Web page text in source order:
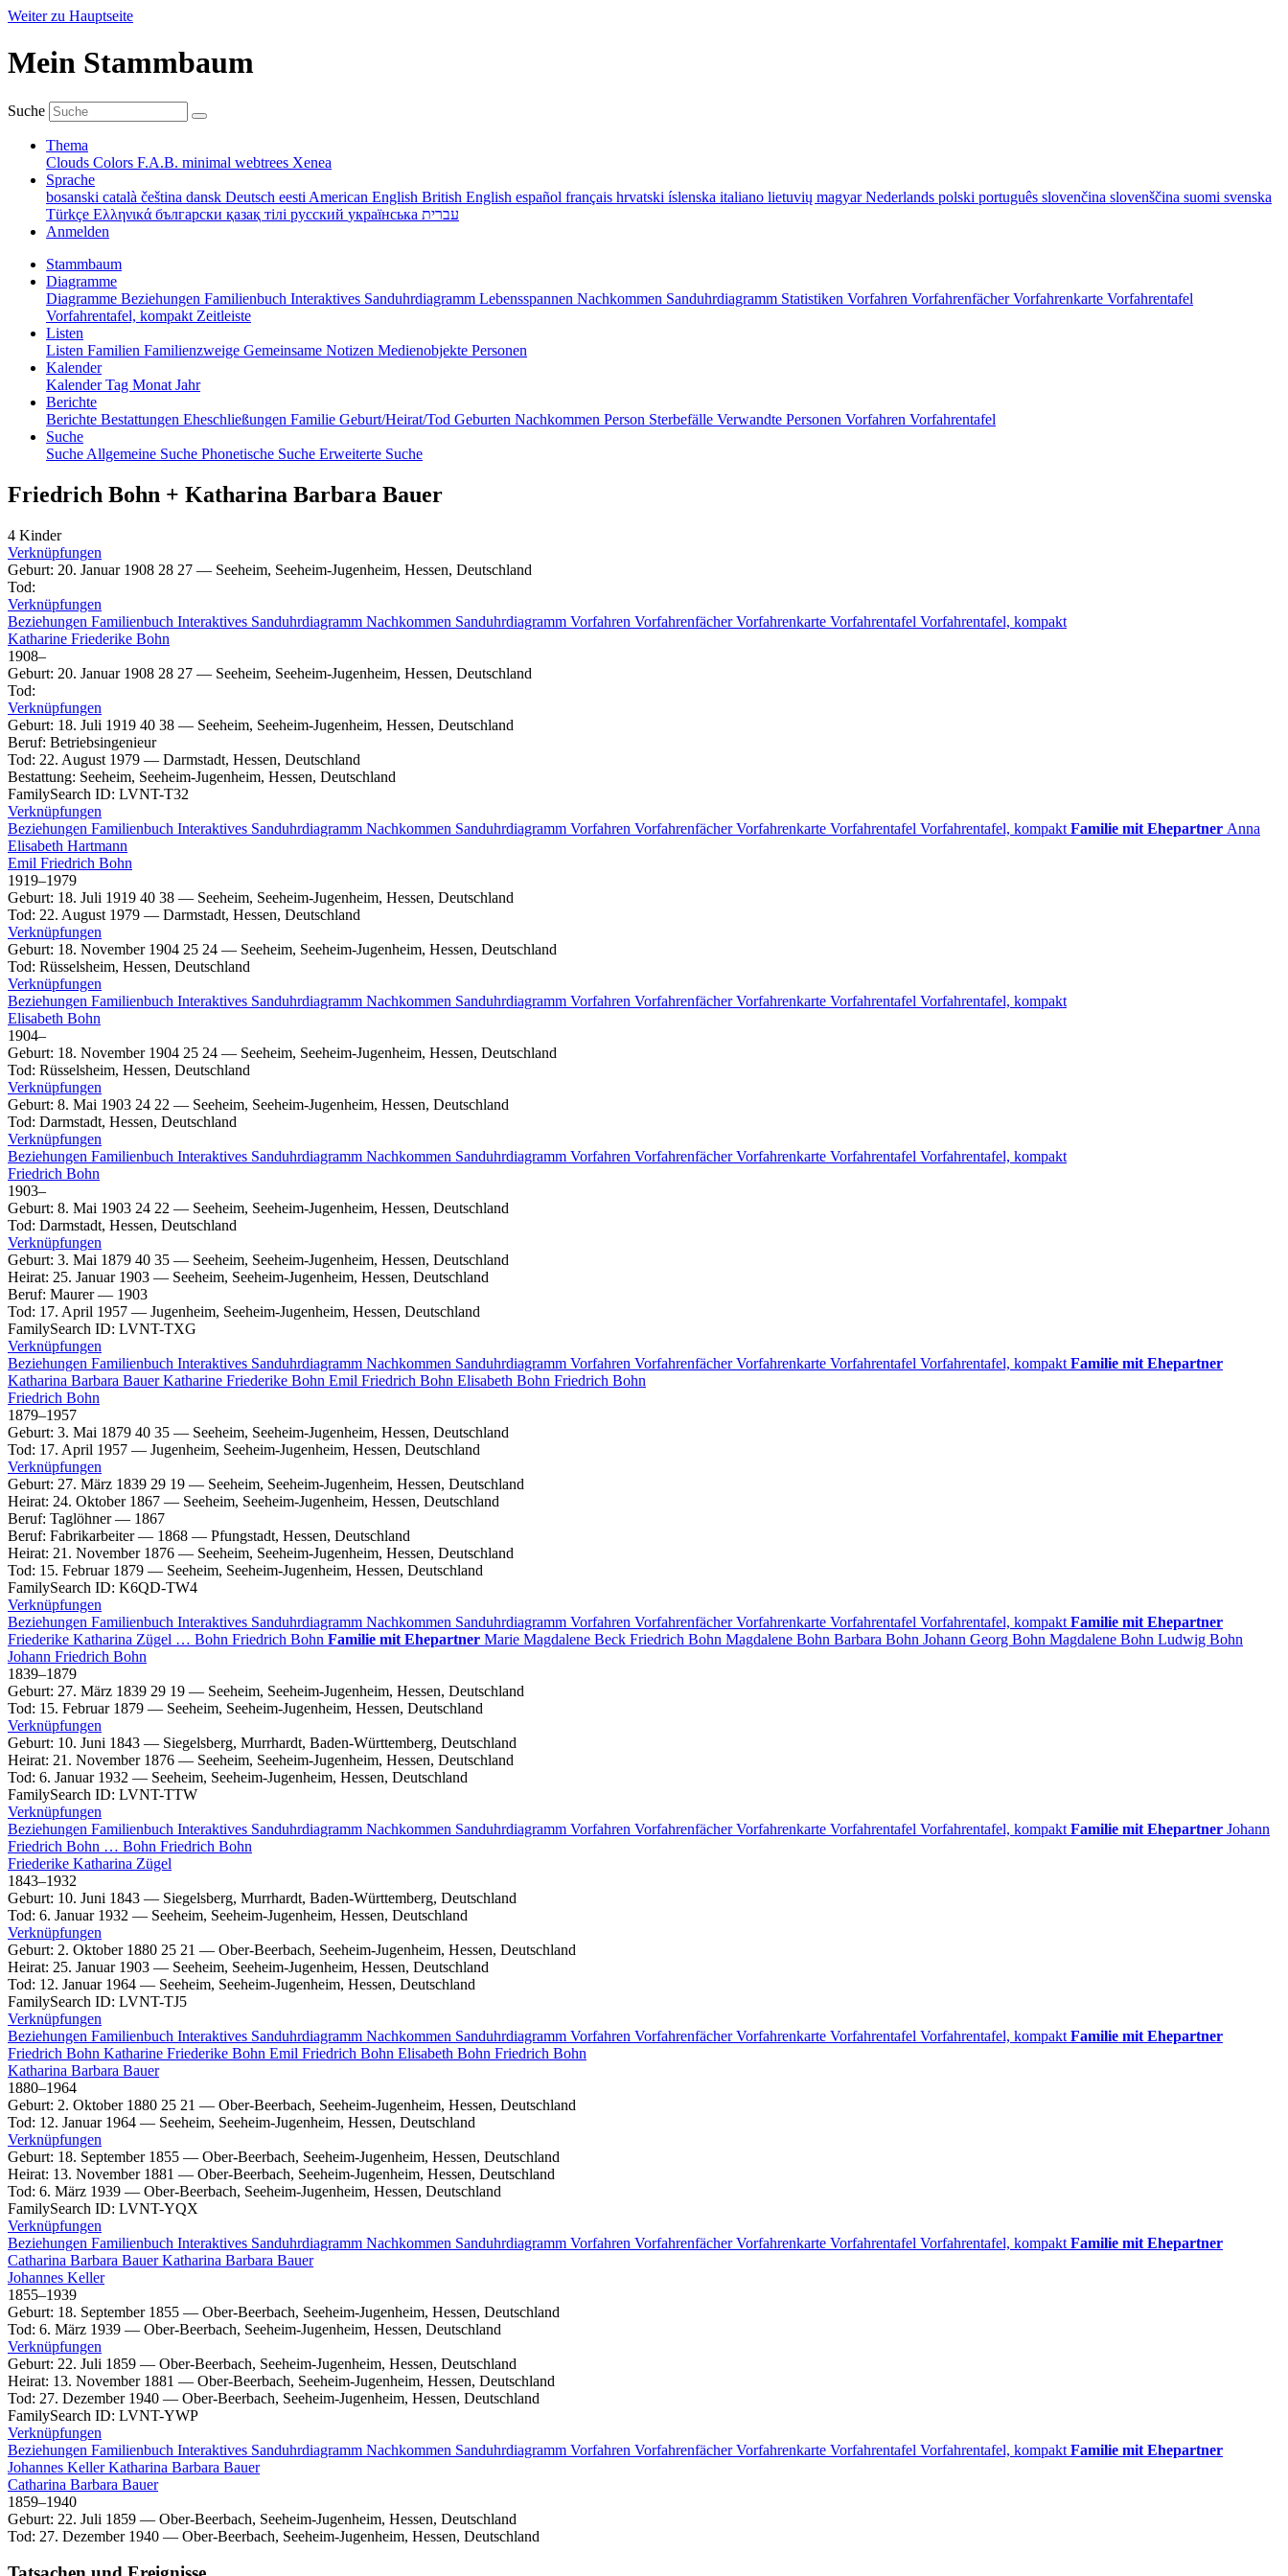
Weiter zu Hauptseite
Mein Stammbaum
Suche
Thema
Clouds Colors F.A.B. minimal webtrees Xenea
Sprache
bosanski català čeština dansk Deutsch eesti American English British English español français hrvatski íslenska italiano lietuvių magyarNederlands polski português slovenčina slovenščina suomi svenska
Türkçe Ελληνικά български қазақ тілі русский українська עברית
Anmelden
Stammbaum
Diagramme
Diagramme Beziehungen Familienbuch Interaktives Sanduhrdiagramm Lebensspannen Nachkommen Sanduhrdiagramm Statistiken Vorfahren VorfahrenfächerVorfahrenkarte Vorfahrentafel
Vorfahrentafel, kompakt Zeitleiste
Listen
Listen Familien Familienzweige Gemeinsame Notizen Medienobjekte Personen
Kalender
KalenderTag Monat Jahr
Berichte
Berichte Bestattungen Eheschließungen Familie Geburt/Heirat/Tod Geburten Nachkommen Person Sterbefälle Verwandte Personen Vorfahren Vorfahrentafel
Suche
Suche Allgemeine Suche Phonetische Suche Erweiterte Suche
Friedrich Bohn + Katharina Barbara Bauer
4 Kinder
Verknüpfungen
Geburt: 20. Januar 1908 28 27 — Seeheim, Seeheim-Jugenheim, Hessen, Deutschland
Tod:
Verknüpfungen
Beziehungen Familienbuch Interaktives Sanduhrdiagramm Nachkommen Sanduhrdiagramm Vorfahren VorfahrenfächerVorfahrenkarte Vorfahrentafel Vorfahrentafel, kompakt
Katharine Friederike Bohn
1908–
Geburt: 20. Januar 1908 28 27 — Seeheim, Seeheim-Jugenheim, Hessen, Deutschland
Tod:
Verknüpfungen
Geburt: 18. Juli 1919 40 38 — Seeheim, Seeheim-Jugenheim, Hessen, Deutschland
Beruf: Betriebsingenieur
Tod: 22. August 1979 — Darmstadt, Hessen, Deutschland
Bestattung: Seeheim, Seeheim-Jugenheim, Hessen, Deutschland
FamilySearch ID: LVNT-T32
Verknüpfungen
Beziehungen Familienbuch Interaktives Sanduhrdiagramm Nachkommen Sanduhrdiagramm Vorfahren VorfahrenfächerVorfahrenkarte Vorfahrentafel Vorfahrentafel, kompakt Familie mit Ehepartner Anna
Elisabeth Hartmann
Emil Friedrich Bohn
1919–1979
Geburt: 18. Juli 1919 40 38 — Seeheim, Seeheim-Jugenheim, Hessen, Deutschland
Tod: 22. August 1979 — Darmstadt, Hessen, Deutschland
Verknüpfungen
Geburt: 18. November 1904 25 24 — Seeheim, Seeheim-Jugenheim, Hessen, Deutschland
Tod: Rüsselsheim, Hessen, Deutschland
Verknüpfungen
Beziehungen Familienbuch Interaktives Sanduhrdiagramm Nachkommen Sanduhrdiagramm Vorfahren VorfahrenfächerVorfahrenkarte Vorfahrentafel Vorfahrentafel, kompakt
Elisabeth Bohn
1904–
Geburt: 18. November 1904 25 24 — Seeheim, Seeheim-Jugenheim, Hessen, Deutschland
Tod: Rüsselsheim, Hessen, Deutschland
Verknüpfungen
Geburt: 8. Mai 1903 24 22 — Seeheim, Seeheim-Jugenheim, Hessen, Deutschland
Tod: Darmstadt, Hessen, Deutschland
Verknüpfungen
Beziehungen Familienbuch Interaktives Sanduhrdiagramm Nachkommen Sanduhrdiagramm Vorfahren VorfahrenfächerVorfahrenkarte Vorfahrentafel Vorfahrentafel, kompakt
Friedrich Bohn
1903–
Geburt: 8. Mai 1903 24 22 — Seeheim, Seeheim-Jugenheim, Hessen, Deutschland
Tod: Darmstadt, Hessen, Deutschland
Verknüpfungen
Geburt: 3. Mai 1879 40 35 — Seeheim, Seeheim-Jugenheim, Hessen, Deutschland
Heirat: 25. Januar 1903 — Seeheim, Seeheim-Jugenheim, Hessen, Deutschland
Beruf: Maurer— 1903
Tod: 17. April 1957 — Jugenheim, Seeheim-Jugenheim, Hessen, Deutschland
FamilySearch ID: LVNT-TXG
Verknüpfungen
Beziehungen Familienbuch Interaktives Sanduhrdiagramm Nachkommen Sanduhrdiagramm Vorfahren VorfahrenfächerVorfahrenkarte Vorfahrentafel Vorfahrentafel, kompakt Familie mit Ehepartner
Katharina Barbara Bauer Katharine Friederike Bohn Emil Friedrich Bohn Elisabeth Bohn Friedrich Bohn
Friedrich Bohn
1879–1957
Geburt: 3. Mai 1879 40 35 — Seeheim, Seeheim-Jugenheim, Hessen, Deutschland
Tod: 17. April 1957 — Jugenheim, Seeheim-Jugenheim, Hessen, Deutschland
Verknüpfungen
Geburt: 27. März 1839 29 19 — Seeheim, Seeheim-Jugenheim, Hessen, Deutschland
Heirat: 24. Oktober 1867 — Seeheim, Seeheim-Jugenheim, Hessen, Deutschland
Beruf: Taglöhner— 1867
Beruf: Fabrikarbeiter— 1868 — Pfungstadt, Hessen, Deutschland
Heirat: 21. November 1876 — Seeheim, Seeheim-Jugenheim, Hessen, Deutschland
Tod: 15. Februar 1879 — Seeheim, Seeheim-Jugenheim, Hessen, Deutschland
FamilySearch ID: K6QD-TW4
Verknüpfungen
Beziehungen Familienbuch Interaktives Sanduhrdiagramm Nachkommen Sanduhrdiagramm Vorfahren VorfahrenfächerVorfahrenkarte Vorfahrentafel Vorfahrentafel, kompakt Familie mit Ehepartner
Friederike Katharina Zügel … Bohn Friedrich Bohn Familie mit Ehepartner Marie Magdalene Beck Friedrich Bohn Magdalene Bohn Barbara Bohn Johann Georg Bohn Magdalene Bohn Ludwig Bohn
Johann Friedrich Bohn
1839–1879
Geburt: 27. März 1839 29 19 — Seeheim, Seeheim-Jugenheim, Hessen, Deutschland
Tod: 15. Februar 1879 — Seeheim, Seeheim-Jugenheim, Hessen, Deutschland
Verknüpfungen
Geburt: 10. Juni 1843 — Siegelsberg, Murrhardt, Baden-Württemberg, Deutschland
Heirat: 21. November 1876 — Seeheim, Seeheim-Jugenheim, Hessen, Deutschland
Tod: 6. Januar 1932 — Seeheim, Seeheim-Jugenheim, Hessen, Deutschland
FamilySearch ID: LVNT-TTW
Verknüpfungen
Beziehungen Familienbuch Interaktives Sanduhrdiagramm Nachkommen Sanduhrdiagramm Vorfahren VorfahrenfächerVorfahrenkarte Vorfahrentafel Vorfahrentafel, kompakt Familie mit Ehepartner Johann
Friedrich Bohn … Bohn Friedrich Bohn
Friederike Katharina Zügel
1843–1932
Geburt: 10. Juni 1843 — Siegelsberg, Murrhardt, Baden-Württemberg, Deutschland
Tod: 6. Januar 1932 — Seeheim, Seeheim-Jugenheim, Hessen, Deutschland
Verknüpfungen
Geburt: 2. Oktober 1880 25 21 — Ober-Beerbach, Seeheim-Jugenheim, Hessen, Deutschland
Heirat: 25. Januar 1903 — Seeheim, Seeheim-Jugenheim, Hessen, Deutschland
Tod: 12. Januar 1964 — Seeheim, Seeheim-Jugenheim, Hessen, Deutschland
FamilySearch ID: LVNT-TJ5
Verknüpfungen
Beziehungen Familienbuch Interaktives Sanduhrdiagramm Nachkommen Sanduhrdiagramm Vorfahren VorfahrenfächerVorfahrenkarte Vorfahrentafel Vorfahrentafel, kompakt Familie mit Ehepartner
Friedrich Bohn Katharine Friederike Bohn Emil Friedrich Bohn Elisabeth Bohn Friedrich Bohn
Katharina Barbara Bauer
1880–1964
Geburt: 2. Oktober 1880 25 21 — Ober-Beerbach, Seeheim-Jugenheim, Hessen, Deutschland
Tod: 12. Januar 1964 — Seeheim, Seeheim-Jugenheim, Hessen, Deutschland
Verknüpfungen
Geburt: 18. September 1855 — Ober-Beerbach, Seeheim-Jugenheim, Hessen, Deutschland
Heirat: 13. November 1881 — Ober-Beerbach, Seeheim-Jugenheim, Hessen, Deutschland
Tod: 6. März 1939 — Ober-Beerbach, Seeheim-Jugenheim, Hessen, Deutschland
FamilySearch ID: LVNT-YQX
Verknüpfungen
Beziehungen Familienbuch Interaktives Sanduhrdiagramm Nachkommen Sanduhrdiagramm Vorfahren VorfahrenfächerVorfahrenkarte Vorfahrentafel Vorfahrentafel, kompakt Familie mit Ehepartner
Catharina Barbara Bauer Katharina Barbara Bauer
Johannes Keller
1855–1939
Geburt: 18. September 1855 — Ober-Beerbach, Seeheim-Jugenheim, Hessen, Deutschland
Tod: 6. März 1939 — Ober-Beerbach, Seeheim-Jugenheim, Hessen, Deutschland
Verknüpfungen
Geburt: 22. Juli 1859 — Ober-Beerbach, Seeheim-Jugenheim, Hessen, Deutschland
Heirat: 13. November 1881 — Ober-Beerbach, Seeheim-Jugenheim, Hessen, Deutschland
Tod: 27. Dezember 1940 — Ober-Beerbach, Seeheim-Jugenheim, Hessen, Deutschland
FamilySearch ID: LVNT-YWP
Verknüpfungen
Beziehungen Familienbuch Interaktives Sanduhrdiagramm Nachkommen Sanduhrdiagramm Vorfahren VorfahrenfächerVorfahrenkarte Vorfahrentafel Vorfahrentafel, kompakt Familie mit Ehepartner
Johannes Keller Katharina Barbara Bauer
Catharina Barbara Bauer
1859–1940
Geburt: 22. Juli 1859 — Ober-Beerbach, Seeheim-Jugenheim, Hessen, Deutschland
Tod: 27. Dezember 1940 — Ober-Beerbach, Seeheim-Jugenheim, Hessen, Deutschland